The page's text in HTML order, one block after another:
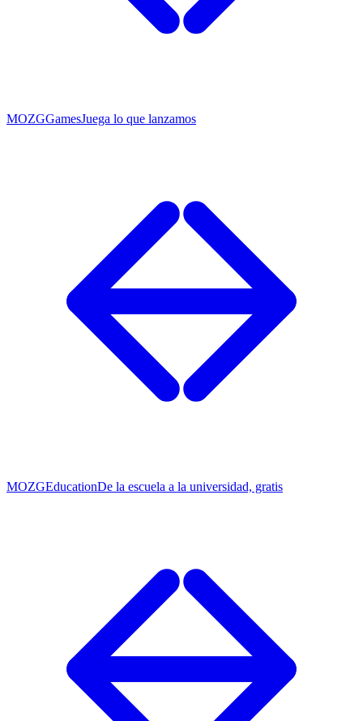
MOZGGamesJuega lo que lanzamos
MOZGEducationDe la escuela a la universidad, gratis